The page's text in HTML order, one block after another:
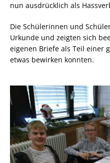
nun ausdrücklich als
Die Schülerinnen und
Urkunde und zeigten sich
eigenen Briefe als Teil einer
etwas bewirken konnten.